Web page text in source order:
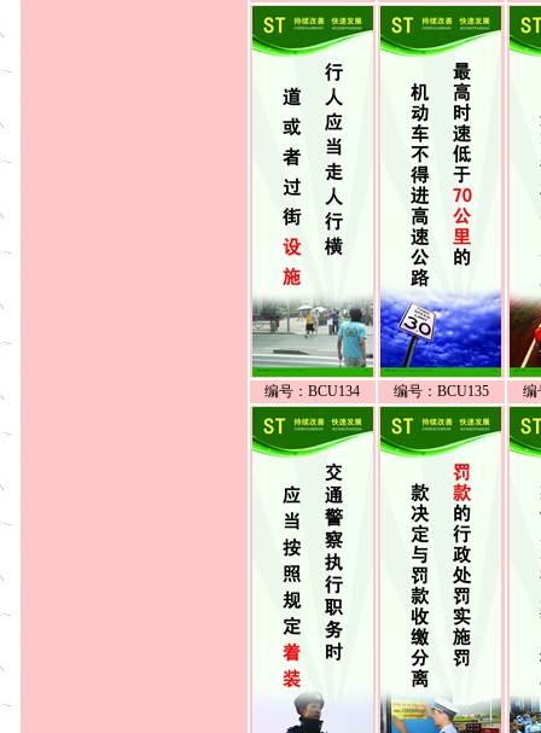
编号：BCU134 编号：BCU135 编